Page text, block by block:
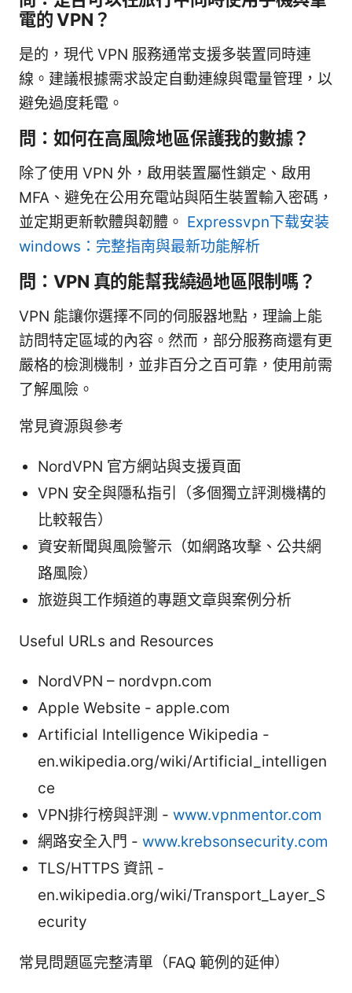
電的 VPN？
是的，現代 VPN 服務通常支援多裝置同時連
線。建議根據需求設定自動連線與電量管理，以
避免過度耗電。
問：如何在高風險地區保護我的數據？
除了使用 VPN 外，啟用裝置屬性鎖定、啟用
MFA、避免在公用充電站與陌生裝置輸入密碼，
並定期更新軟體與韌體。 Expressvpn下载安装
windows：完整指南與最新功能解析
問：VPN 真的能幫我繞過地區限制嗎？
VPN 能讓你選擇不同的伺服器地點，理論上能
訪問特定區域的內容。然而，部分服務商還有更
嚴格的檢測機制，並非百分之百可靠，使用前需
了解風險。
常見資源與參考
NordVPN 官方網站與支援頁面
VPN 安全與隱私指引（多個獨立評測機構的
比較報告）
資安新聞與風險警示（如網路攻擊、公共網
路風險）
旅遊與工作頻道的專題文章與案例分析
Useful URLs and Resources
NordVPN – nordvpn.com
Apple Website - apple.com
Artificial Intelligence Wikipedia -
en.wikipedia.org/wiki/Artificial_intelligen
ce
VPN排行榜與評測 - www.vpnmentor.com
網路安全入門 - www.krebsonsecurity.com
TLS/HTTPS 資訊 -
en.wikipedia.org/wiki/Transport_Layer_S
ecurity
常見問題區完整清單（FAQ 範例的延伸）